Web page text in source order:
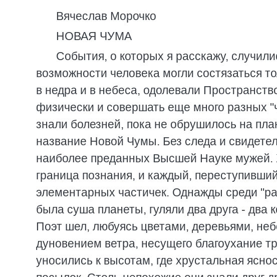
Вячеслав Морочко
НОВАЯ ЧУМА
События, о которых я расскажу,
возможности человека могли состязаться
в недра и в небеса, одолевали
физически и совершать еще много разных
знали болезней, пока не обрушилось на
название Новой Чумы. Без следа и
наиболее преданных Высшей Науке мужей.
граница познания, и каждый,
элементарных частичек. Однажды среди
была суша планеты, гуляли два друга - два
Поэт шел, любуясь цветами, деревьями,
дуновением ветра, несущего благоухание
уносились к высотам, где хрустальная